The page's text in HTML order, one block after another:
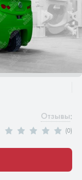
Отзывы:
(0)